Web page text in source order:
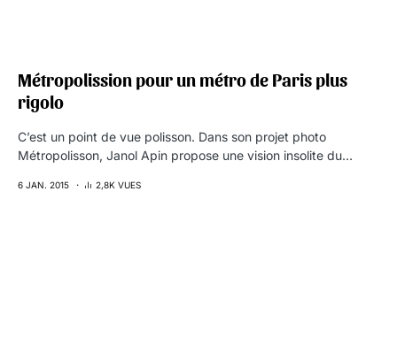
Métropolission pour un métro de Paris plus
rigolo
C’est un point de vue polisson. Dans son projet photo
Métropolisson, Janol Apin propose une vision insolite du…
6 JAN. 2015 2,8K VUES